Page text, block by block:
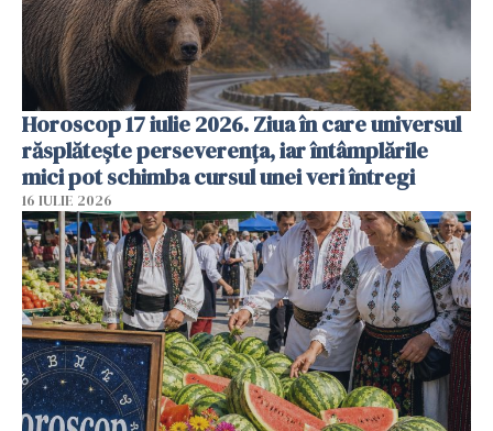
Horoscop 17 iulie 2026. Ziua în care universul
răsplătește perseverența, iar întâmplările
mici pot schimba cursul unei veri întregi
16 IULIE 2026